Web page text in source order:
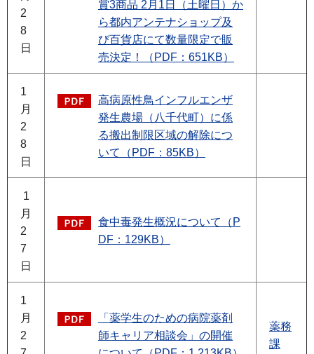
2
8
日
賞3商品 2月1日（土曜日）か
ら都内アンテナショップ及
び百貨店にて数量限定で販
売決定！（PDF：651KB）
1
月
2
8
日
高病原性鳥インフルエンザ
発生農場（八千代町）に係
る搬出制限区域の解除につ
いて（PDF：85KB）
1
月
2
7
日
食中毒発生概況について（P
DF：129KB）
1
月
2
「薬学生のための病院薬剤
師キャリア相談会」の開催
薬務
課